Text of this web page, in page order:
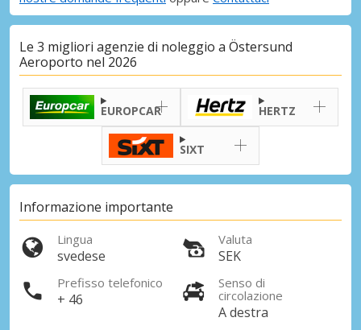
Le 3 migliori agenzie di noleggio a Östersund
Aeroporto nel 2026
EUROPCAR HERTZ
SIXT
Informazione importante
Lingua
svedese
Valuta
SEK
Prefisso telefonico
+ 46
Senso di
circolazione
A destra